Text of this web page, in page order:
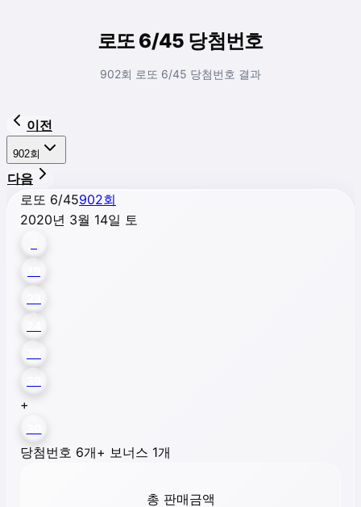
로또 6/45 당첨번호
902회 로또 6/45 당첨번호 결과
이전
902회
다음
로또 6/45902회
2020년 3월 14일 토
+
당첨번호 6개+ 보너스 1개
총 판매금액